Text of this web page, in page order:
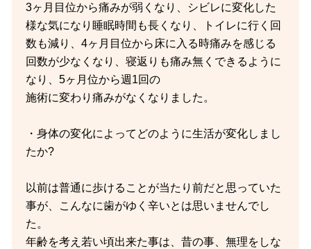
3ヶ月目位から痛みが弱くなり、シビレに変化した
様な気になり睡眠時間も長くなり、トイレに行く回
数も減り、4ヶ月目位から床に入る時痛みを感じる
回数が少なくなり、寝返りも痛み無くできるように
なり、5ヶ月位から週1回の
施術に変わり痛みがなくなりました。
・身体の変化によってどのように生活が変化しまし
たか?
以前は普通に歩けることが当たり前だと思っていた
事が、こんなに歯がゆく辛いとは思いませんでし
た。
年齢を考え若い頃出来た事は、昔の事、無理をしな